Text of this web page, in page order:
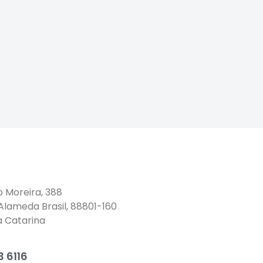
Moreira, 388
Brasil, 88801-160
Catarina